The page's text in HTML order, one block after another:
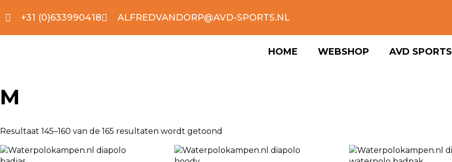
+31 (0)633990418 ALFREDVANDORP@AVD-SPORTS.NL
HOME WEBSHOP AVD SPORTS
M
Resultaat 145–160 van de 165 resultaten wordt getoond